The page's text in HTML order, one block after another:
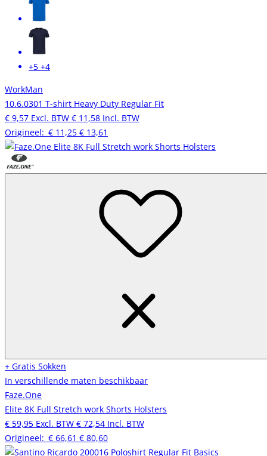
+5 +4
WorkMan
10.6.0301 T-shirt Heavy Duty Regular Fit
€ 9,57 Excl. BTW € 11,58 Incl. BTW
Origineel: € 11,25 € 13,61
+ Gratis Sokken
In verschillende maten beschikbaar
Faze.One
Elite 8K Full Stretch work Shorts Holsters
€ 59,95 Excl. BTW € 72,54 Incl. BTW
Origineel: € 66,61 € 80,60